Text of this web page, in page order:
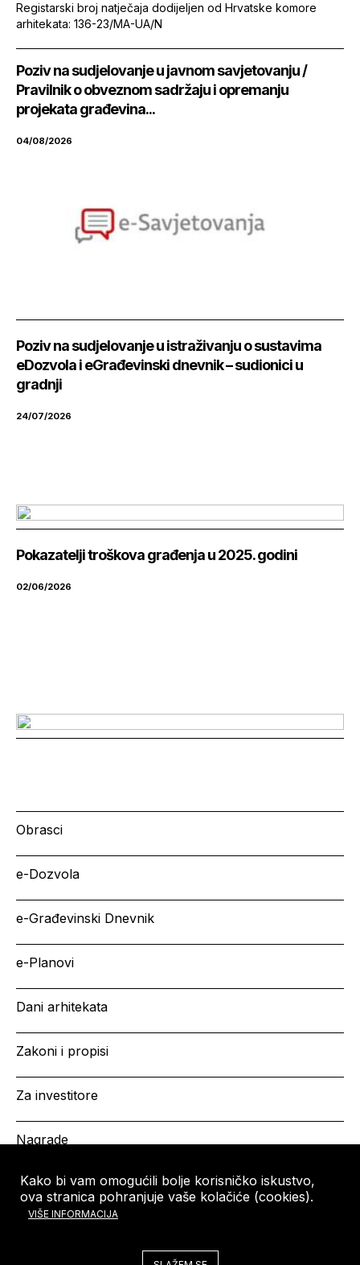
Kako bi vam omogućili bolje korisničko iskustvo,
ova stranica pohranjuje vaše kolačiće (cookies).
VIŠE INFORMACIJA
Registarski broj natječaja dodijeljen od Hrvatske komore
arhitekata: 136-23/MA-UA/N
Poziv na sudjelovanje u javnom savjetovanju /
Pravilnik o obveznom sadržaju i opremanju
projekata građevina...
04/08/2026
Poziv na sudjelovanje u istraživanju o sustavima
eDozvola i eGrađevinski dnevnik – sudionici u
gradnji
24/07/2026
Pokazatelji troškova građenja u 2025. godini
02/06/2026
Obrasci
e-Dozvola
e-Građevinski Dnevnik
e-Planovi
Dani arhitekata
Zakoni i propisi
Za investitore
Nagrade
HRVATSKA KOMORA
ARHITEKATA
Copyright © HKA 2026